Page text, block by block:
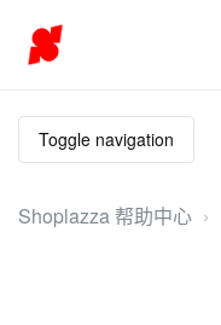
Toggle navigation
Shoplazza 帮助中心